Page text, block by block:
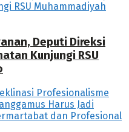
Deputi Direksi
Kunjungi RSU